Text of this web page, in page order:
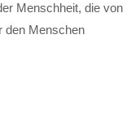
Menschheit, die von
den Menschen